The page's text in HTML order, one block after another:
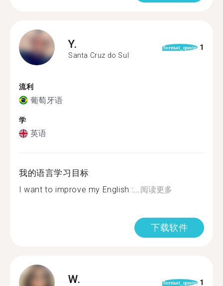
Y.
Santa Cruz do Sul
format_quote 1
流利
葡萄牙语
学
英语
我的语言学习目标
I want to improve my English :...阅读更多
下载软件
W. format_quote 1